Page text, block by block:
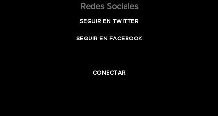
Redes Sociales
SEGUIR EN TWITTER
SEGUIR EN FACEBOOK
CONECTAR